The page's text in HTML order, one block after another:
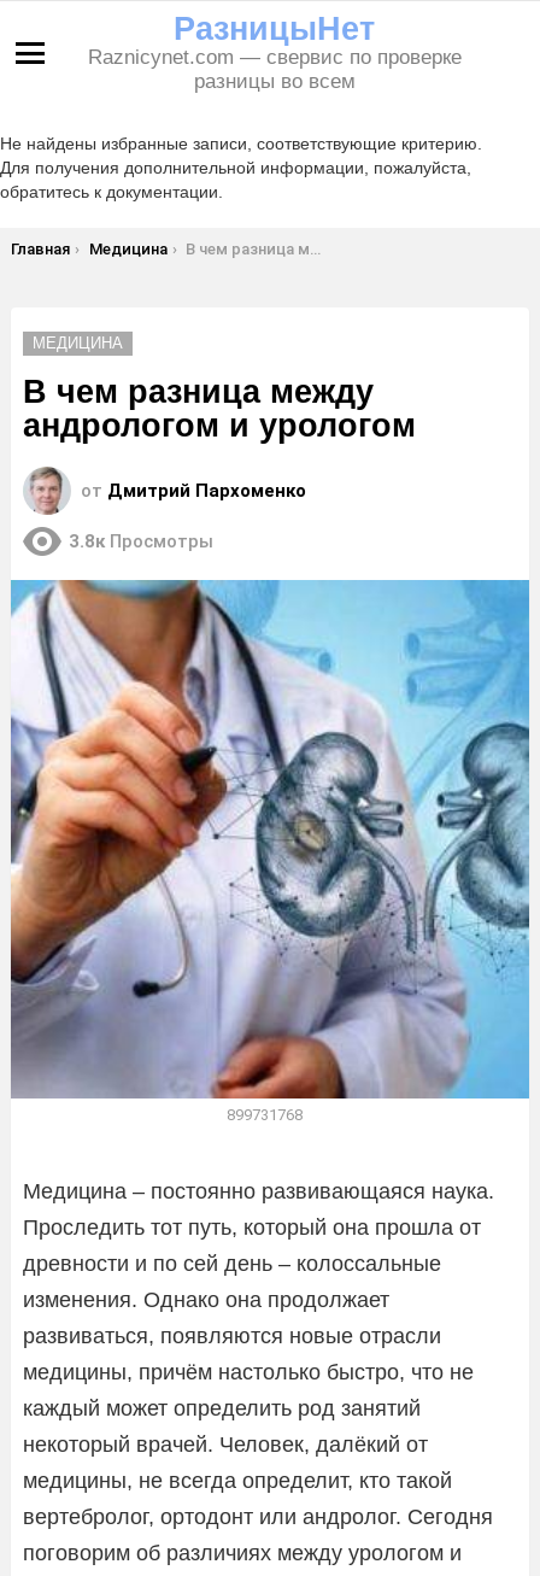
РазницыНет
Raznicynet.com — свервис по проверке
разницы во всем
Не найдены избранные записи, соответствующие критерию.
Для получения дополнительной информации, пожалуйста,
обратитесь к документации.
Вы здесь:
Главная Медицина В чем разница между андрологом и урологом
МЕДИЦИНА
В чем разница между
андрологом и урологом
от Дмитрий Пархоменко
3.8к Просмотры
899731768
Медицина – постоянно развивающаяся наука.
Проследить тот путь, который она прошла от
древности и по сей день – колоссальные
изменения. Однако она продолжает
развиваться, появляются новые отрасли
медицины, причём настолько быстро, что не
каждый может определить род занятий
некоторый врачей. Человек, далёкий от
медицины, не всегда определит, кто такой
вертебролог, ортодонт или андролог. Сегодня
поговорим об различиях между урологом и